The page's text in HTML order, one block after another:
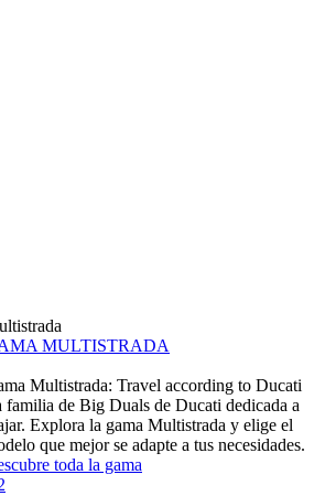
MULTISTRADA
Multistrada: Travel according to Ducati
familia de Big Duals de Ducati dedicada a
Explora la gama Multistrada y elige el
que mejor se adapte a tus necesidades.
toda la gama